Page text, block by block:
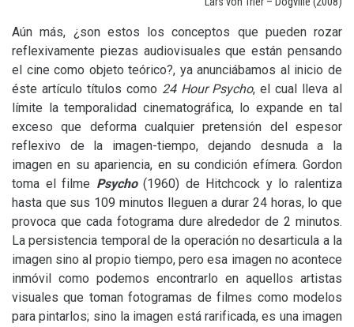
Aún más, ¿son estos los conceptos que pueden rozar
reflexivamente piezas audiovisuales que están pensando
el cine como objeto teórico?, ya anunciábamos al inicio de
éste artículo títulos como 24 Hour Psycho, el cual lleva al
límite la temporalidad cinematográfica, lo expande en tal
exceso que deforma cualquier pretensión del espesor
reflexivo de la imagen-tiempo, dejando desnuda a la
imagen en su apariencia, en su condición efímera. Gordon
toma el filme Psycho(1960) de Hitchcock y lo ralentiza
hasta que sus 109 minutos lleguen a durar 24 horas, lo que
provoca que cada fotograma dure alrededor de 2 minutos.
La persistencia temporal de la operación no desarticula a la
imagen sino al propio tiempo, pero esa imagen no acontece
inmóvil como podemos encontrarlo en aquellos artistas
visuales que toman fotogramas de filmes como modelos
para pintarlos; sino la imagen está rarificada, es una imagen